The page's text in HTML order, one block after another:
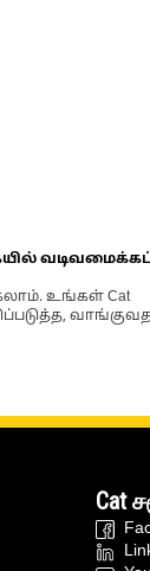
உங்கள் Cat
Cat